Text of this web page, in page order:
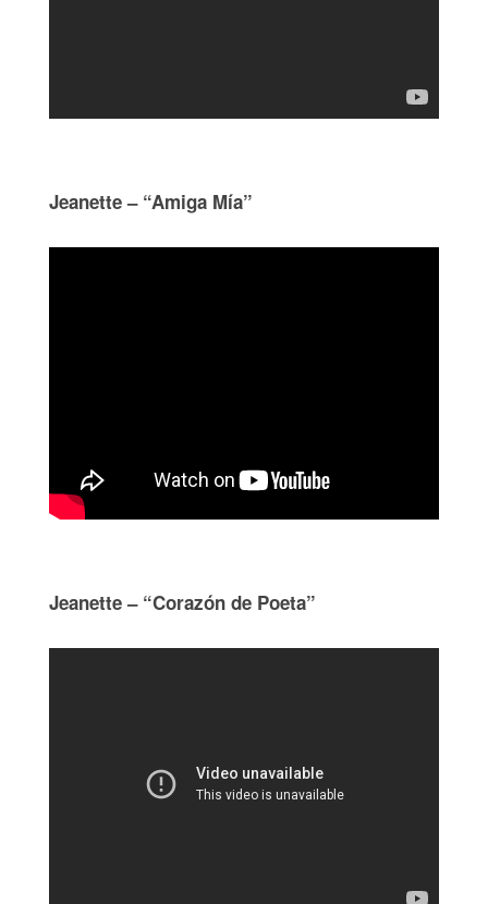
Jeanette – “Amiga Mía”
Jeanette – “Corazón de Poeta”